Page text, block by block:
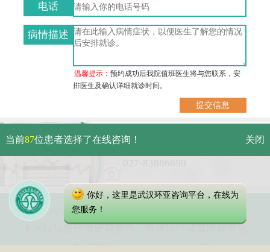
电话
病情描述
温馨提示：预约成功后我院值班医生将与您联系，安
排医生及确认详细就诊时间。
武汉市硚口区解放大道479号
Copyright 2023 武汉环亚中医白癜风医院
本网站信息仅做健康参考，具体诊疗请遵医师意见
当前87位患者选择了在线咨询！ 关闭
你好，这里是武汉环亚咨询平台，在线为
您服务！